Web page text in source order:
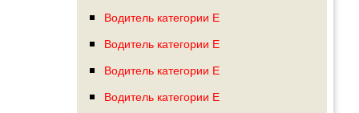
Водитель категории Е
Водитель категории Е
Водитель категории Е
Водитель категории Е